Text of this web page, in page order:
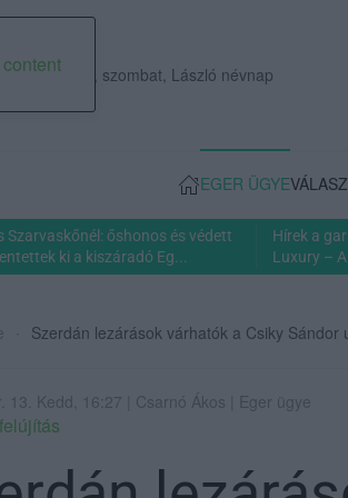
08., szombat, László névnap
EGER ÜGYE
Szarvaskőnél: őshonos és védett
ki a kiszáradó Eg...
Hírek a
Luxury –
Szerdán lezárások várhatók a Csiky Sándor
13. Kedd, 16:27 | Csarnó Ákos | Eger ügye
felújítás